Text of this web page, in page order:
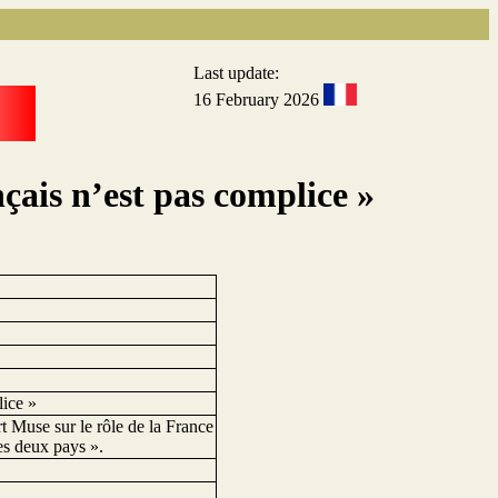
Last update:
16 February 2026
n’est pas complice »
»
Muse sur le rôle de la France
deux pays ».